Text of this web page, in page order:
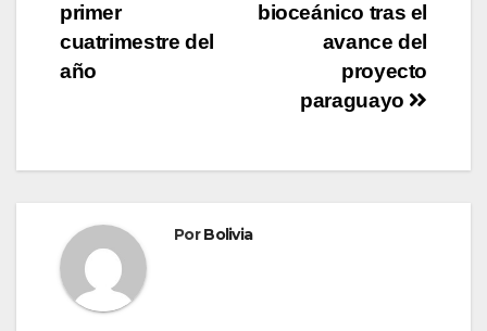
bioceánico tras el
avance del
proyecto
paraguayo
primer
cuatrimestre del
año
PorBolivia